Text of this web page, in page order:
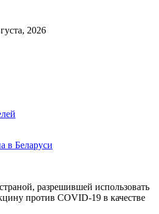
2026
в Беларуси
разрешившей использовать
против COVID-19 в качестве